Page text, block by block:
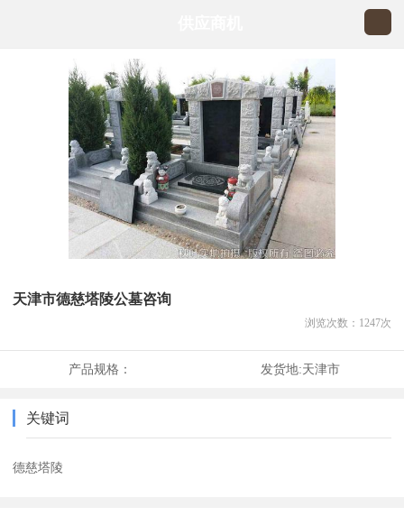
天津市德慈塔陵公墓咨询
浏览次数： 1247次
产品规格： 发货地:天津市
关键词
德慈塔陵